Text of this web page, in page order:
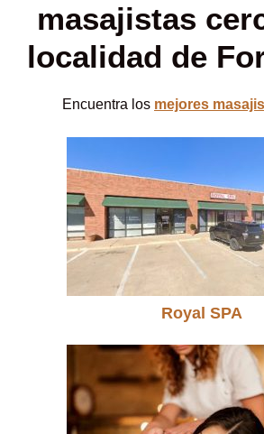
masajistas
localidad de
Encuentra los mejores
Royal SPA